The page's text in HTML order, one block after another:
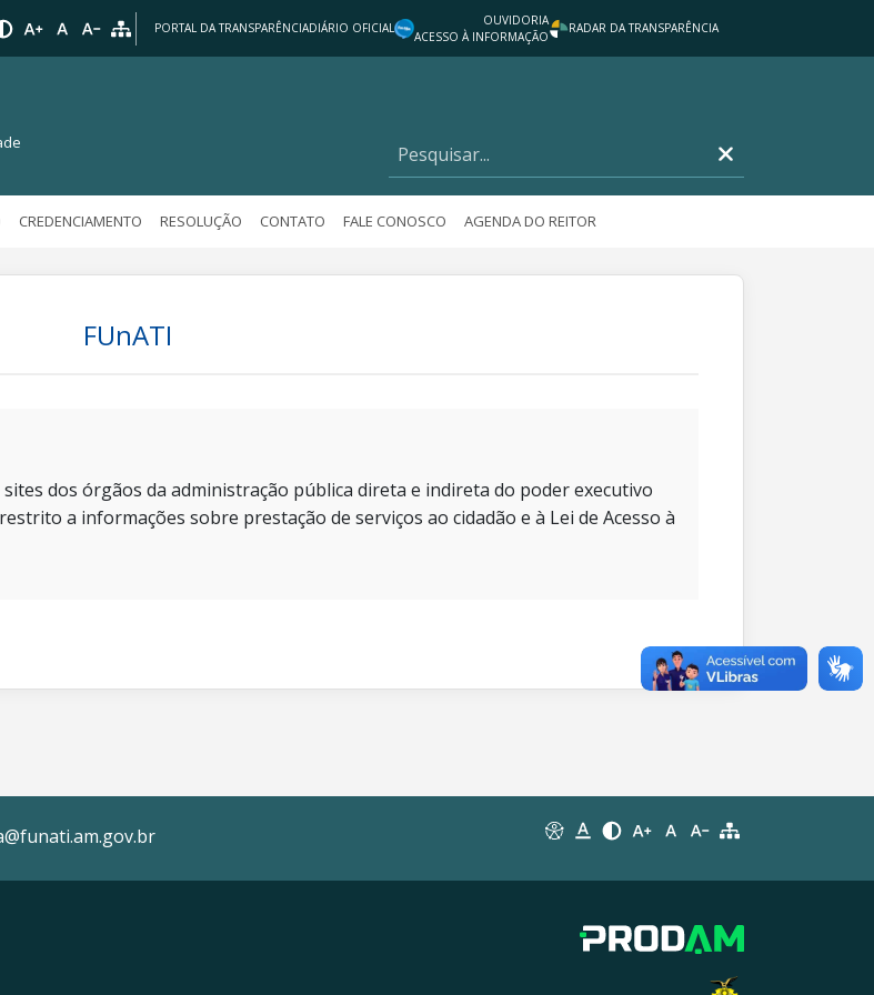
PORTAL DA TRANSPARÊNCIADIÁRIO OFICIAL
OUVIDORIA
ACESSO À INFORMAÇÃO
RADAR DA TRANSPARÊNCIA
CREDENCIAMENTO RESOLUÇÃO CONTATO FALE CONOSCO AGENDA DO REITOR
FUnATI
dos órgãos da administração pública direta e indireta do poder executivo
a informações sobre prestação de serviços ao cidadão e à Lei de Acesso à